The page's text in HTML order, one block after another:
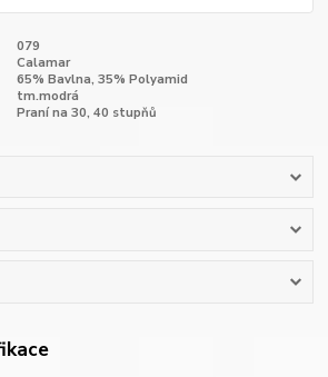
079
Calamar
65% Bavlna, 35% Polyamid
tm.modrá
Praní na 30, 40 stupňů